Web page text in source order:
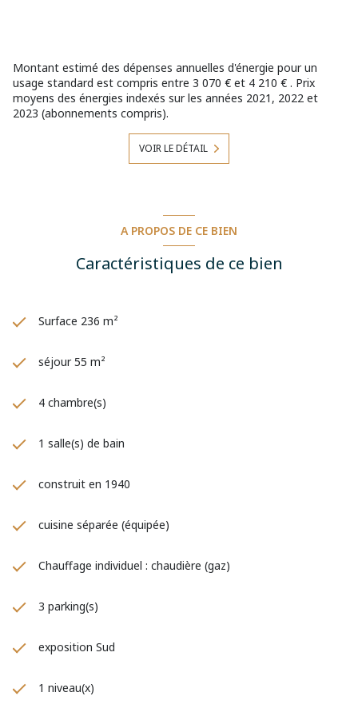
Montant estimé des dépenses annuelles d'énergie pour un
usage standard est compris entre 3 070 € et 4 210 € . Prix
moyens des énergies indexés sur les années 2021, 2022 et
2023 (abonnements compris).
VOIR LE DÉTAIL
A PROPOS DE CE BIEN
Caractéristiques de ce bien
Surface 236 m²
séjour 55 m²
4 chambre(s)
1 salle(s) de bain
construit en 1940
cuisine séparée (équipée)
Chauffage individuel : chaudière (gaz)
3 parking(s)
exposition Sud
1 niveau(x)